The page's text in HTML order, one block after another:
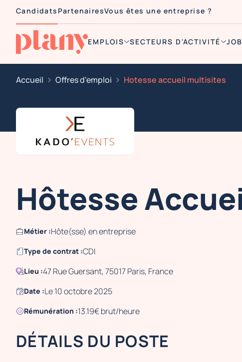
Candidats PartenairesVous êtes une entreprise ?
EMPLOIS SECTEURS D'ACTIVITÉ
Accueil Offres d'emploi Hotesse accueil multisites
Hôtesse
Métier :Hôte(sse) en entreprise
Type de contrat :CDI
Lieu :47 Rue Guersant, 75017 Paris, France
Date :Le 10 octobre 2025
Rémunération :13.19€ brut/heure
DÉTAILS DU POSTE